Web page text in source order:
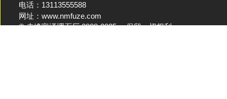
电话：13113555588
网址：www.nmfuze.com
© 赤峰富泽理石厂 2008-2025。 保留一切权利。